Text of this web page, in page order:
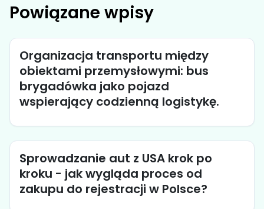
Powiązane wpisy
Organizacja transportu między
obiektami przemysłowymi: bus
brygadówka jako pojazd
wspierający codzienną logistykę.
Sprowadzanie aut z USA krok po
kroku - jak wygląda proces od
zakupu do rejestracji w Polsce?